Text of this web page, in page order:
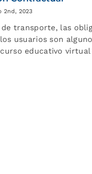
2nd, 2023
transporte, las
usuarios son
educativo